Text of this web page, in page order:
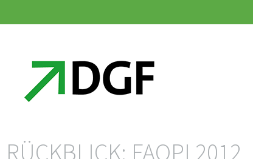
Inhalt
Inhalt
RÜCKBLICK: FAOPI 2012